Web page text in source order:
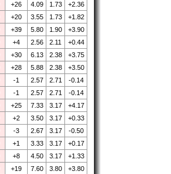
+26 4.09 1.73
+2.36
+20 3.55 1.73
+1.82
+39 5.80 1.90
+3.90
+4 2.56 2.11
+0.44
+30 6.13 2.38
+3.75
+28 5.88 2.38
+3.50
-1 2.57 2.71
-0.14
-1 2.57 2.71
-0.14
+25 7.33 3.17
+4.17
+2 3.50 3.17
+0.33
-3 2.67 3.17
-0.50
+1 3.33 3.17
+0.17
+8 4.50 3.17
+1.33
+19 7.60 3.80
+3.80